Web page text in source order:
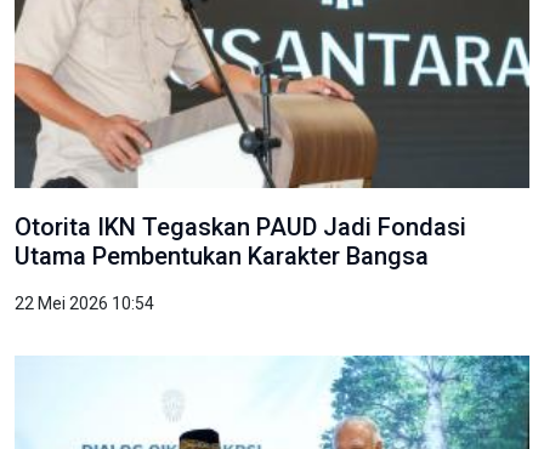
Otorita IKN Tegaskan PAUD Jadi Fondasi
Utama Pembentukan Karakter Bangsa
22 Mei 2026 10:54